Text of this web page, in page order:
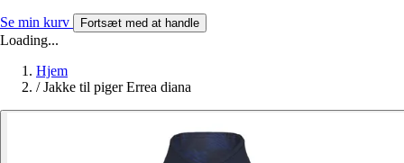
Se min kurv Fortsæt med at handle
Loading...
Hjem
/ Jakke til piger Errea diana